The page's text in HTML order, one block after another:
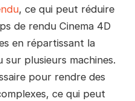
, ce qui peut réduire
de rendu Cinema 4D
en répartissant la
plusieurs machines.
pour rendre des
ce qui peut